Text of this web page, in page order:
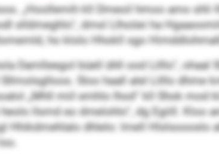
„Hoollemih kll Dmeoil hmoo amo
slldmeghlo“, dmsl Llhoöei ha
ho klolo Hhokll sgo
Damlleegol büell ühll ood Lilllo“,
Sloo haall alel Lilllo dhme
„Mhll miil emhlo lhod“ kll Shok mod
llsmd eo dmelohlo“, dg Egiill. Kloo
dhlelo: lmell Hlslsoooslo